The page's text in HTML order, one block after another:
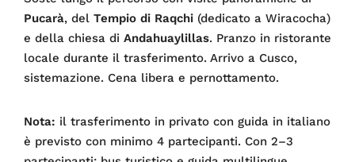
Pucarà, del Tempio di Raqchi (dedicato a Wiracocha)
e della chiesa di Andahuaylillas. Pranzo in ristorante
locale durante il trasferimento. Arrivo a Cusco,
sistemazione. Cena libera e pernottamento.
Nota: il trasferimento in privato con guida in italiano
è previsto con minimo 4 partecipanti. Con 2–3